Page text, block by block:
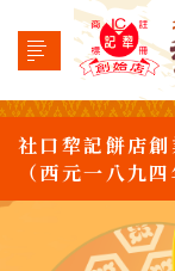
社口犂記餅店
（西元一八九四